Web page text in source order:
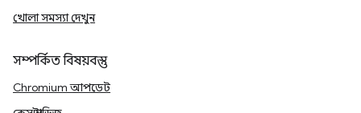
খোলা সমস্যা দেখুন
সম্পর্কিত বিষয়বস্তু
Chromium আপডেট